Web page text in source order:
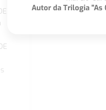
Autor da Trilogia "As